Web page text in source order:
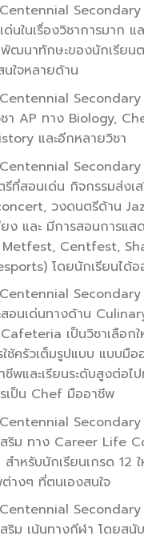
Centennial
ด่นในเรื่องวิชาการมาก
พัฒนาทักษะของนักเรียน
นใจหลายด้าน
Centennial
า AP ทาง Biology,
และอีกหลายวิชา
Centennial
ที่สอนเด่น กิจกรรมส่งเส
วงดนตรีด้าน
ยง และ มีการสอนการแส
Metfest, Centfest,
โดยนักเรียนได้
Centennial
สอนเด่นทางด้าน
เป็นวิชาเลือกใ
ใช้ครัวเต็มรูปแบบ แบบมื
ชีพและเรียนระดับสูงต่อ
เป็น Chef มืออาชีพ
Centennial
ริม ทาง Career Life
ำหรับนักเรียนเกรด 12
างๆ ที่ตนเองสนใจ
Centennial
ริม เน้นทางกีฬา โดยสนั